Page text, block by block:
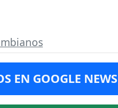
EN GOOGLE NEWS